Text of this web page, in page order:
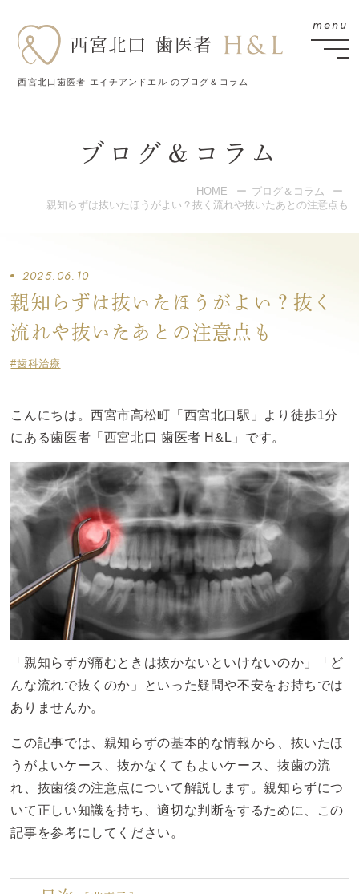
西宮北口歯医者 エイチアンドエル のブログ＆コラム
ブログ＆コラム
HOME
ブログ＆コラム
親知らずは抜いたほうがよい？抜く流れや抜いたあとの注意点も
2025.06.10
親知らずは抜いたほうがよい？抜く
流れや抜いたあとの注意点も
#歯科治療
こんにちは。西宮市高松町「西宮北口駅」より徒歩1分
にある歯医者「西宮北口 歯医者 H&L」です。
「親知らずが痛むときは抜かないといけないのか」「ど
んな流れで抜くのか」といった疑問や不安をお持ちでは
ありませんか。
この記事では、親知らずの基本的な情報から、抜いたほ
うがよいケース、抜かなくてもよいケース、抜歯の流
れ、抜歯後の注意点について解説します。親知らずにつ
いて正しい知識を持ち、適切な判断をするために、この
記事を参考にしてください。